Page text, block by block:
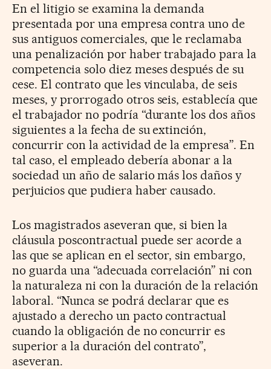
En el litigio se examina la demanda
presentada por una empresa contra uno de
sus antiguos comerciales, que le reclamaba
una penalización por haber trabajado para la
competencia solo diez meses después de su
cese. El contrato que les vinculaba, de seis
meses, y prorrogado otros seis, establecía que
el trabajador no podría “durante los dos años
siguientes a la fecha de su extinción,
concurrir con la actividad de la empresa”. En
tal caso, el empleado debería abonar a la
sociedad un año de salario más los daños y
perjuicios que pudiera haber causado.
Los magistrados aseveran que, si bien la
cláusula poscontractual puede ser acorde a
las que se aplican en el sector, sin embargo,
no guarda una “adecuada correlación” ni con
la naturaleza ni con la duración de la relación
laboral. “Nunca se podrá declarar que es
ajustado a derecho un pacto contractual
cuando la obligación de no concurrir es
superior a la duración del contrato”,
aseveran.